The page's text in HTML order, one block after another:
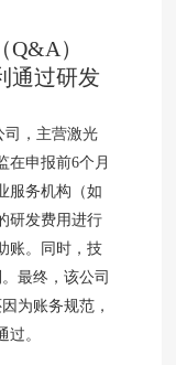
）
通过研发
司，主营激光
在申报前6个月
服务机构（如
研发费用进行
账。同时，技
最终，该公司
为账务规范，
过。